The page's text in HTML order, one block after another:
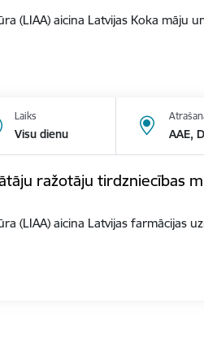
(LIAA) aicina Latvijas Koka māju
Laiks
Visu dienu AAE,
ražotāju tirdzniecības
(LIAA) aicina Latvijas farmācijas